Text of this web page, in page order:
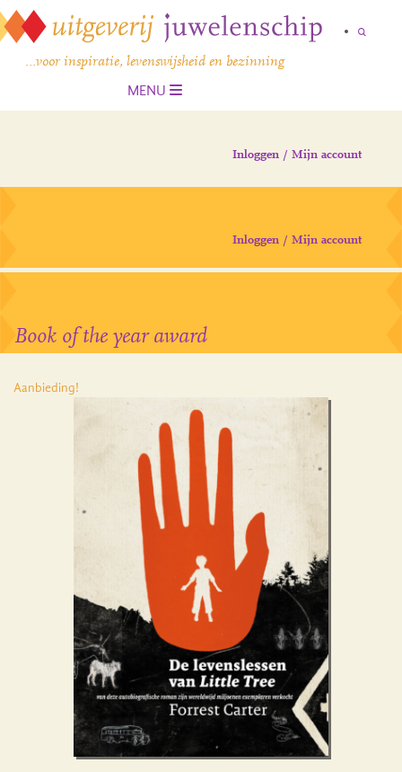
…voor inspiratie, levenswijsheid en bezinning
MENU
Inloggen / Mijn account
Inloggen / Mijn account
Book of the year award
Aanbieding!